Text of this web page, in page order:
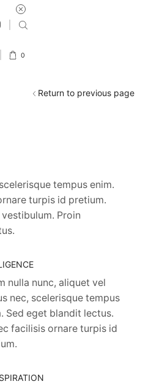
kargo
0
Return to previous page
tempus enim.
turpis id pretium.
Proin
nulla nunc, aliquet vel
nec, scelerisque tempus
Sed eget blandit lectus.
facilisis ornare turpis id